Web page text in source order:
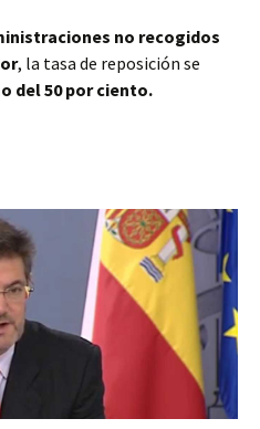
no recogidos
, la tasa de reposición se
del 50 por ciento.